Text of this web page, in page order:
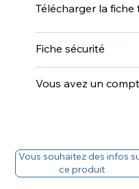
Télécharger la fiche
Fiche sécurité
Vous avez un
Vous souhaitez des infos
ce produit